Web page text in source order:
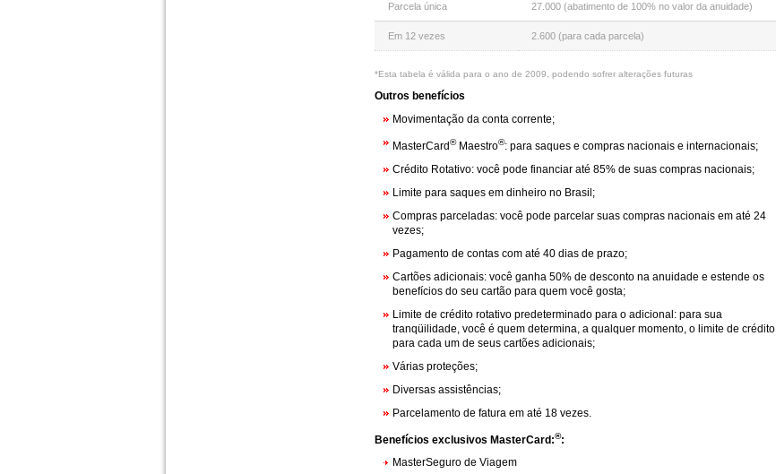
Parcela única 27.000 (abatimento de 100% no valor da anuidade)
Em 12 vezes 2.600 (para cada parcela)
*Esta tabela é válida para o ano de 2009, podendo sofrer alterações futuras
Outros benefícios
Movimentação da conta corrente;
MasterCard®Maestro®: para saques e compras nacionais e internacionais;
Crédito Rotativo: você pode financiar até 85% de suas compras nacionais;
Limite para saques em dinheiro no Brasil;
Compras parceladas: você pode parcelar suas compras nacionais em até 24
vezes;
Pagamento de contas com até 40 dias de prazo;
Cartões adicionais: você ganha 50% de desconto na anuidade e estende os
benefícios do seu cartão para quem você gosta;
Limite de crédito rotativo predeterminado para o adicional: para sua
tranqüilidade, você é quem determina, a qualquer momento, o limite de crédito
para cada um de seus cartões adicionais;
Várias proteções;
Diversas assistências;
Parcelamento de fatura em até 18 vezes.
Benefícios exclusivos MasterCard:®:
MasterSeguro de Viagem